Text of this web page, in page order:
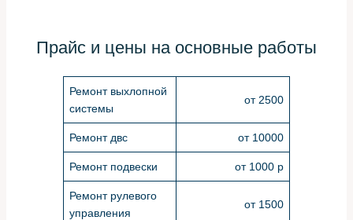
Прайс и цены на основные работы
Ремонт выхлопной
системы
от 2500
Ремонт двс от 10000
Ремонт подвески от 1000 р
Ремонт рулевого
управления
от 1500